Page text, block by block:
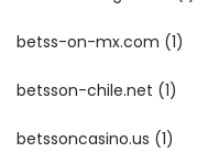
betss-on-mx.com (1)
betsson-chile.net (1)
betssoncasino.us (1)